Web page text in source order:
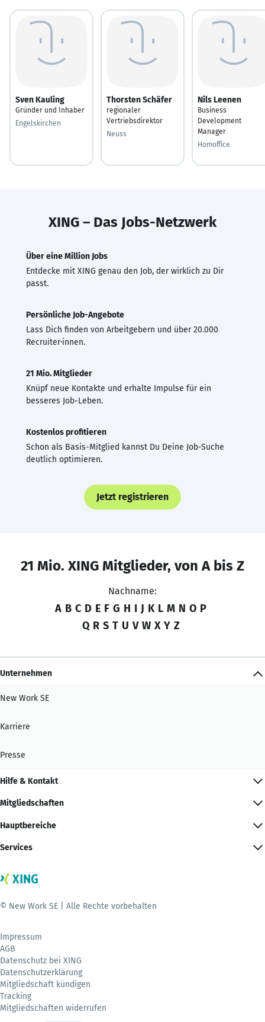
Sven Kauling
Gründer und Inhaber
Engelskirchen
Thorsten Schäfer
regionaler
Vertriebsdirektor
Neuss
Nils Leenen
Business
Development
Manager
Homoffice
XING – Das Jobs-Netzwerk
Über eine Million Jobs
Entdecke mit XING genau den Job, der wirklich zu Dir
passt.
Persönliche Job-Angebote
Lass Dich finden von Arbeitgebern und über 20.000
Recruiter·innen.
21 Mio. Mitglieder
Knüpf neue Kontakte und erhalte Impulse für ein
besseres Job-Leben.
Kostenlos profitieren
Schon als Basis-Mitglied kannst Du Deine Job-Suche
deutlich optimieren.
Jetzt registrieren
21 Mio. XING Mitglieder, von A bis Z
Nachname:
A B C D E F G H I J K L M N O P
Q R S T U V W X Y Z
Unternehmen
New Work SE
Karriere
Presse
Hilfe & Kontakt
Mitgliedschaften
Hauptbereiche
Services
© New Work SE | Alle Rechte vorbehalten
Impressum
AGB
Datenschutz bei XING
Datenschutzerklärung
Mitgliedschaft kündigen
Tracking
Mitgliedschaften widerrufen